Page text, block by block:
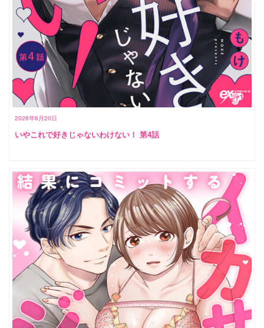
2026年6月20日
いやこれで好きじゃないわけない！ 第4話